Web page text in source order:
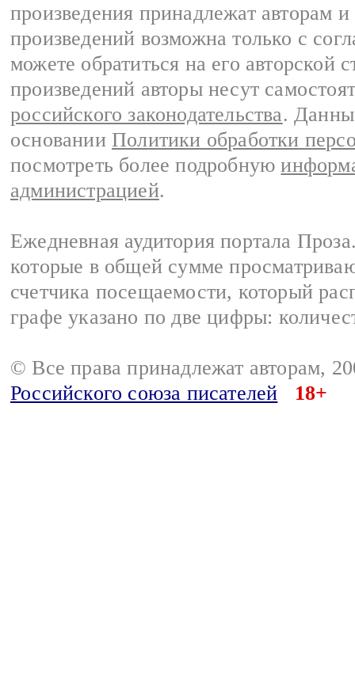
произведения принадлежат авторам
произведений возможна только с
можете обратиться на его авторской
произведений авторы несут
российского законодательства.
основании Политики обработки
посмотреть более подробную
администрацией.
Ежедневная аудитория портала
которые в общей сумме
счетчика посещаемости, который
графе указано по две цифры:
© Все права принадлежат авторам,
Российского союза писателей
18+